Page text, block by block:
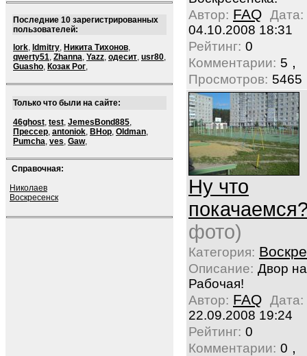
Последние 10 зарегистрированных
пользователей:
lork, ldmitry, Никита Тихонов,
qwerty51, Zhanna, Yazz, одесит, usr80,
Guasho, Козак Рог,
Только что были на сайте:
46ghost, test, JemesBond885,
Прессер, antoniok, BHop, Oldman,
Pumcha, ves, Gaw,
Справочная:
Николаев
Воскресенск
Автор: FAQ Дата:
04.10.2008 18:31
Рейтинг: 0
Комментарии: 5 ,
Просмотров: 5465
Ну что
фото)
Категория:
Описание: Двор
Рабочая!
Автор: FAQ Дата:
22.09.2008 19:24
Рейтинг: 0
Комментарии: 0 ,